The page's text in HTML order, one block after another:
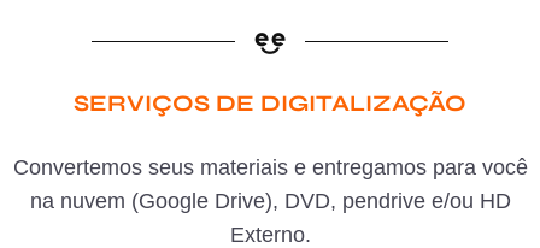
SERVIÇOS DE DIGITALIZAÇÃO
Convertemos seus materiais e entregamos para você
na nuvem (Google Drive), DVD, pendrive e/ou HD
Externo.